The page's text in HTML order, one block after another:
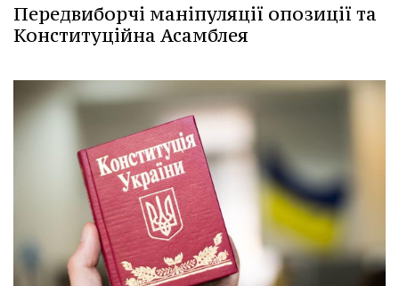
Передвиборчі маніпуляції опозиції та
Конституційна Асамблея